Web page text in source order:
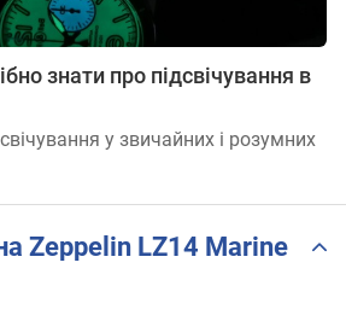
знати про підсвічування в
у звичайних і розумних
Zeppelin LZ14 Marine